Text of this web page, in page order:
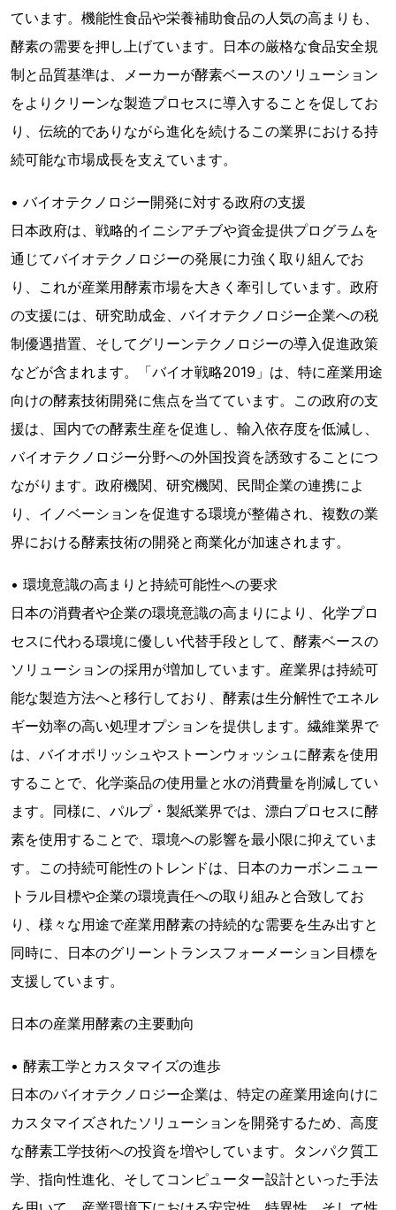
ています。機能性食品や栄養補助食品の人気の高まりも、
酵素の需要を押し上げています。日本の厳格な食品安全規
制と品質基準は、メーカーが酵素ベースのソリューション
をよりクリーンな製造プロセスに導入することを促してお
り、伝統的でありながら進化を続けるこの業界における持
続可能な市場成長を支えています。
• バイオテクノロジー開発に対する政府の支援
日本政府は、戦略的イニシアチブや資金提供プログラムを
通じてバイオテクノロジーの発展に力強く取り組んでお
り、これが産業用酵素市場を大きく牽引しています。政府
の支援には、研究助成金、バイオテクノロジー企業への税
制優遇措置、そしてグリーンテクノロジーの導入促進政策
などが含まれます。「バイオ戦略2019」は、特に産業用途
向けの酵素技術開発に焦点を当てています。この政府の支
援は、国内での酵素生産を促進し、輸入依存度を低減し、
バイオテクノロジー分野への外国投資を誘致することにつ
ながります。政府機関、研究機関、民間企業の連携によ
り、イノベーションを促進する環境が整備され、複数の業
界における酵素技術の開発と商業化が加速されます。
• 環境意識の高まりと持続可能性への要求
日本の消費者や企業の環境意識の高まりにより、化学プロ
セスに代わる環境に優しい代替手段として、酵素ベースの
ソリューションの採用が増加しています。産業界は持続可
能な製造方法へと移行しており、酵素は生分解性でエネル
ギー効率の高い処理オプションを提供します。繊維業界で
は、バイオポリッシュやストーンウォッシュに酵素を使用
することで、化学薬品の使用量と水の消費量を削減してい
ます。同様に、パルプ・製紙業界では、漂白プロセスに酵
素を使用することで、環境への影響を最小限に抑えていま
す。この持続可能性のトレンドは、日本のカーボンニュー
トラル目標や企業の環境責任への取り組みと合致してお
り、様々な用途で産業用酵素の持続的な需要を生み出すと
同時に、日本のグリーントランスフォーメーション目標を
支援しています。
日本の産業用酵素の主要動向
• 酵素工学とカスタマイズの進歩
日本のバイオテクノロジー企業は、特定の産業用途向けに
カスタマイズされたソリューションを開発するため、高度
な酵素工学技術への投資を増やしています。タンパク質工
学、指向性進化、そしてコンピューター設計といった手法